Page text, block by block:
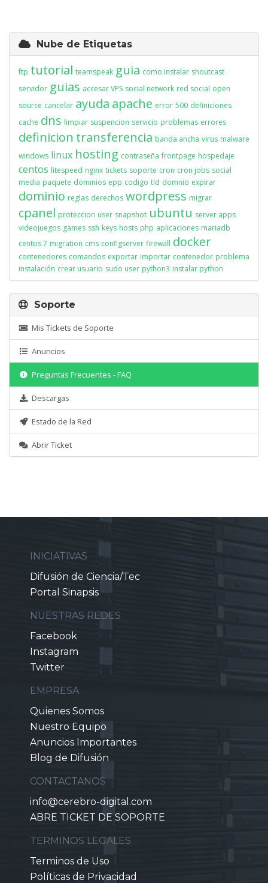
Nube de Etiquetas
ftp tutorial teamspeak guia como instalar shoutcast
servidor guias accesar VPS social network red social open
source cancelar ayuda apache error 500 definiciones
cache dns limpiar suspencion servicio problemas errores
definicion transferencia banda ancha virus malware
windows linux hosting contraseña frontpage hospedaje
centos litespeed nginx tickets soporte cron cron jobs social
media paquete dominios epp codigo tld domnio expirar
dominio reglas derechos wordpress migrar
cpanel proteccion user snapshot ubuntu server apps
videojuegos games ssh keys hosts php aplicaciones mariadb
centos 7 migration cms configserver firewall docker
contenedores comandos exportar importar contenedor problema
instalación crear usuario sudo user python3 instalar python
Soporte
Mis Tickets de Soporte
Anuncios
Preguntas Frecuentes - FAQ
Descargas
Estado de la Red
Abrir Ticket
INICIATIVAS
Difusión de Ciencia/Tec
Portal Sinapsis
NUESTRAS REDES
Facebook
Instagram
Twitter
EMPRESA
Quienes Somos
Nuestro Equipo
Anuncios Importantes
Blog de Difusión
CONTACTANOS
info@cerebro-digital.com
ABRE TICKET DE SOPORTE
TERMINOS LEGALES
Terminos de Uso
Políticas de Privacidad